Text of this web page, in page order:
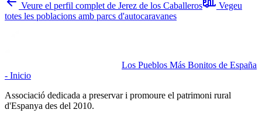
Veure el perfil complet de Jerez de los Caballeros
Vegeu
totes les poblacions amb parcs d'autocaravanes
Los Pueblos Más Bonitos de España
- Inicio
Associació dedicada a preservar i promoure el patrimoni rural
d'Espanya des del 2010.